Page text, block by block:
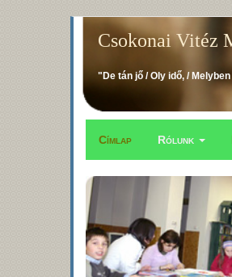
Csokonai Vitéz
"De tán jő / Oly idő, /
Fő
navigáció
Címlap Rólunk